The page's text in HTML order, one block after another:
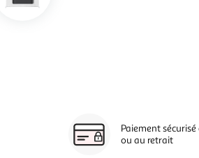
Paiement
ou au retrait